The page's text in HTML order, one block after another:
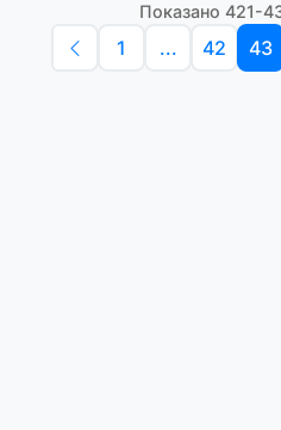
Показано 421-
1 ... 42 43